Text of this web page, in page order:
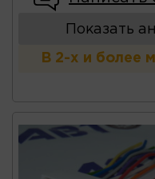
Показать
В 2-х и более